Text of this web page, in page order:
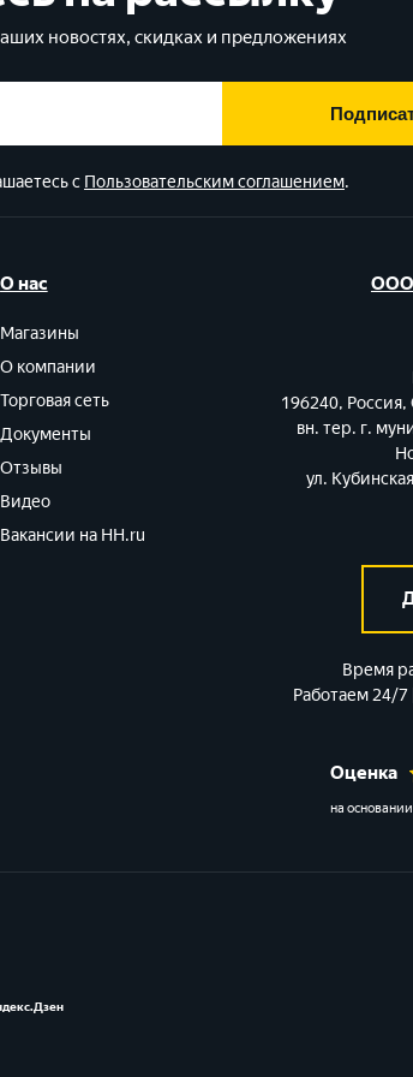
новостях, скидках и предложениях
с Пользовательским соглашением.
О нас
Магазины
О компании
Торговая сеть
Документы
Отзывы
Видео
Вакансии на HH.ru
ООО
196240,
вн. тер. г.
ул.
Время
Работаем 24/7
Оценка
на основании